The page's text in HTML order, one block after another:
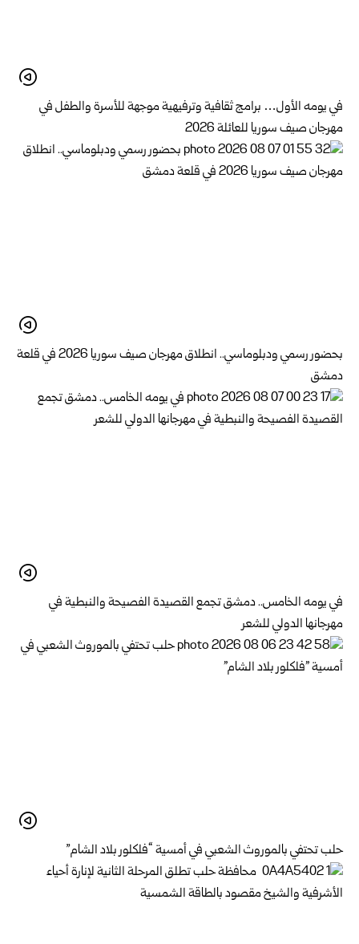
في يومه الأول… برامج ثقافية وترفيهية موجهة للأسرة والطفل في
مهرجان صيف سوريا للعائلة 2026
بحضور رسمي ودبلوماسي.. انطلاق مهرجان صيف سوريا 2026 في قلعة
دمشق
في يومه الخامس.. دمشق تجمع القصيدة الفصيحة والنبطية في
مهرجانها الدولي للشعر
حلب تحتفي بالموروث الشعبي في أمسية “فلكلور بلاد الشام”